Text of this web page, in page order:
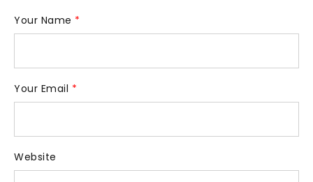
Your Name *
Your Email *
Website